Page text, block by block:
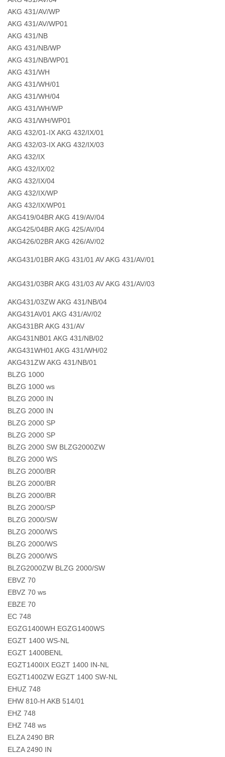
AKG 431/AV/WP
AKG 431/AV/WP01
AKG 431/NB
AKG 431/NB/WP
AKG 431/NB/WP01
AKG 431/WH
AKG 431/WH/01
AKG 431/WH/04
AKG 431/WH/WP
AKG 431/WH/WP01
AKG 432/01-IX AKG 432/IX/01
AKG 432/03-IX AKG 432/IX/03
AKG 432/IX
AKG 432/IX/02
AKG 432/IX/04
AKG 432/IX/WP
AKG 432/IX/WP01
AKG419/04BR AKG 419/AV/04
AKG425/04BR AKG 425/AV/04
AKG426/02BR AKG 426/AV/02
AKG431/01BR AKG 431/01 AV AKG 431/AV/01
AKG431/03BR AKG 431/03 AV AKG 431/AV/03
AKG431/03ZW AKG 431/NB/04
AKG431AV01 AKG 431/AV/02
AKG431BR AKG 431/AV
AKG431NB01 AKG 431/NB/02
AKG431WH01 AKG 431/WH/02
AKG431ZW AKG 431/NB/01
BLZG 1000
BLZG 1000 ws
BLZG 2000 IN
BLZG 2000 IN
BLZG 2000 SP
BLZG 2000 SP
BLZG 2000 SW BLZG2000ZW
BLZG 2000 WS
BLZG 2000/BR
BLZG 2000/BR
BLZG 2000/BR
BLZG 2000/SP
BLZG 2000/SW
BLZG 2000/WS
BLZG 2000/WS
BLZG 2000/WS
BLZG2000ZW BLZG 2000/SW
EBVZ 70
EBVZ 70 ws
EBZE 70
EC 748
EGZG1400WH EGZG1400WS
EGZT 1400 WS-NL
EGZT 1400BENL
EGZT1400IX EGZT 1400 IN-NL
EGZT1400ZW EGZT 1400 SW-NL
EHUZ 748
EHW 810-H AKB 514/01
EHZ 748
EHZ 748 ws
ELZA 2490 BR
ELZA 2490 IN